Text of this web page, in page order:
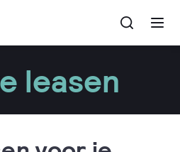
Open
leasen